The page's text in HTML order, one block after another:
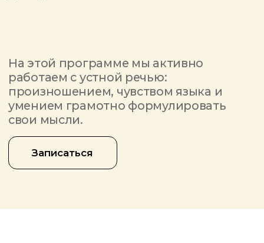
Курс подходит как малышам, которые
совершенствуют свои навыки устной
речи, так и детям-билингвам, которые
неуверенно и не всегда грамотно. А
еще такие занятия очень сильно
помогают в дальнейшем изучать язык
и предотвращают орфографические